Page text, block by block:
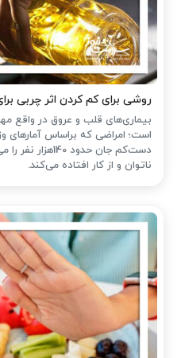
روشی برای کم کردن اثر چربی
بیماری‌های قلب و عروق در واقع
است؛ امراضی که براساس آمارهای
دست‌کم جان حدود
ناتوان و از کار افتاده می‌کند.